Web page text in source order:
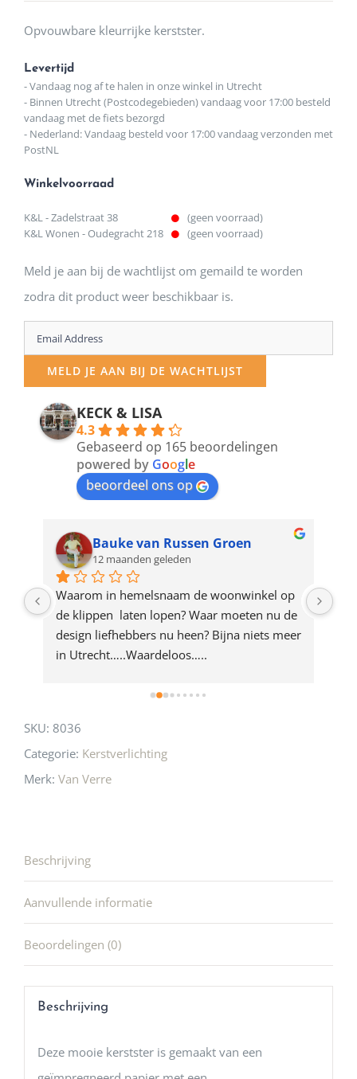
Opvouwbare kleurrijke kerstster.
Levertijd
- Vandaag nog af te halen in onze winkel in Utrecht
- Binnen Utrecht (Postcodegebieden) vandaag voor 17:00 besteld
vandaag met de fiets bezorgd
- Nederland: Vandaag besteld voor 17:00 vandaag verzonden met
PostNL
Winkelvoorraad
K&L - Zadelstraat 38
(geen voorraad)
K&L Wonen - Oudegracht 218
(geen voorraad)
Meld je aan bij de wachtlijst om gemaild te worden
zodra dit product weer beschikbaar is.
Enter
your
email
address
product
MELD JE AAN BIJ DE WACHTLIJST
KECK & LISA
4.3
Gebaseerd op 165 beoordelingen
powered by Google
beoordeel ons op
Bauke van Russen Groen
12 maanden geleden
Waarom in hemelsnaam de woonwinkel op
de klippen  laten lopen? Waar moeten nu de
design liefhebbers nu heen? Bijna niets meer
in Utrecht…..Waardeloos…..
SKU: 8036
Categorie: Kerstverlichting
Merk: Van Verre
Beschrijving
Aanvullende informatie
Beoordelingen (0)
Beschrijving
Deze mooie kerstster is gemaakt van een